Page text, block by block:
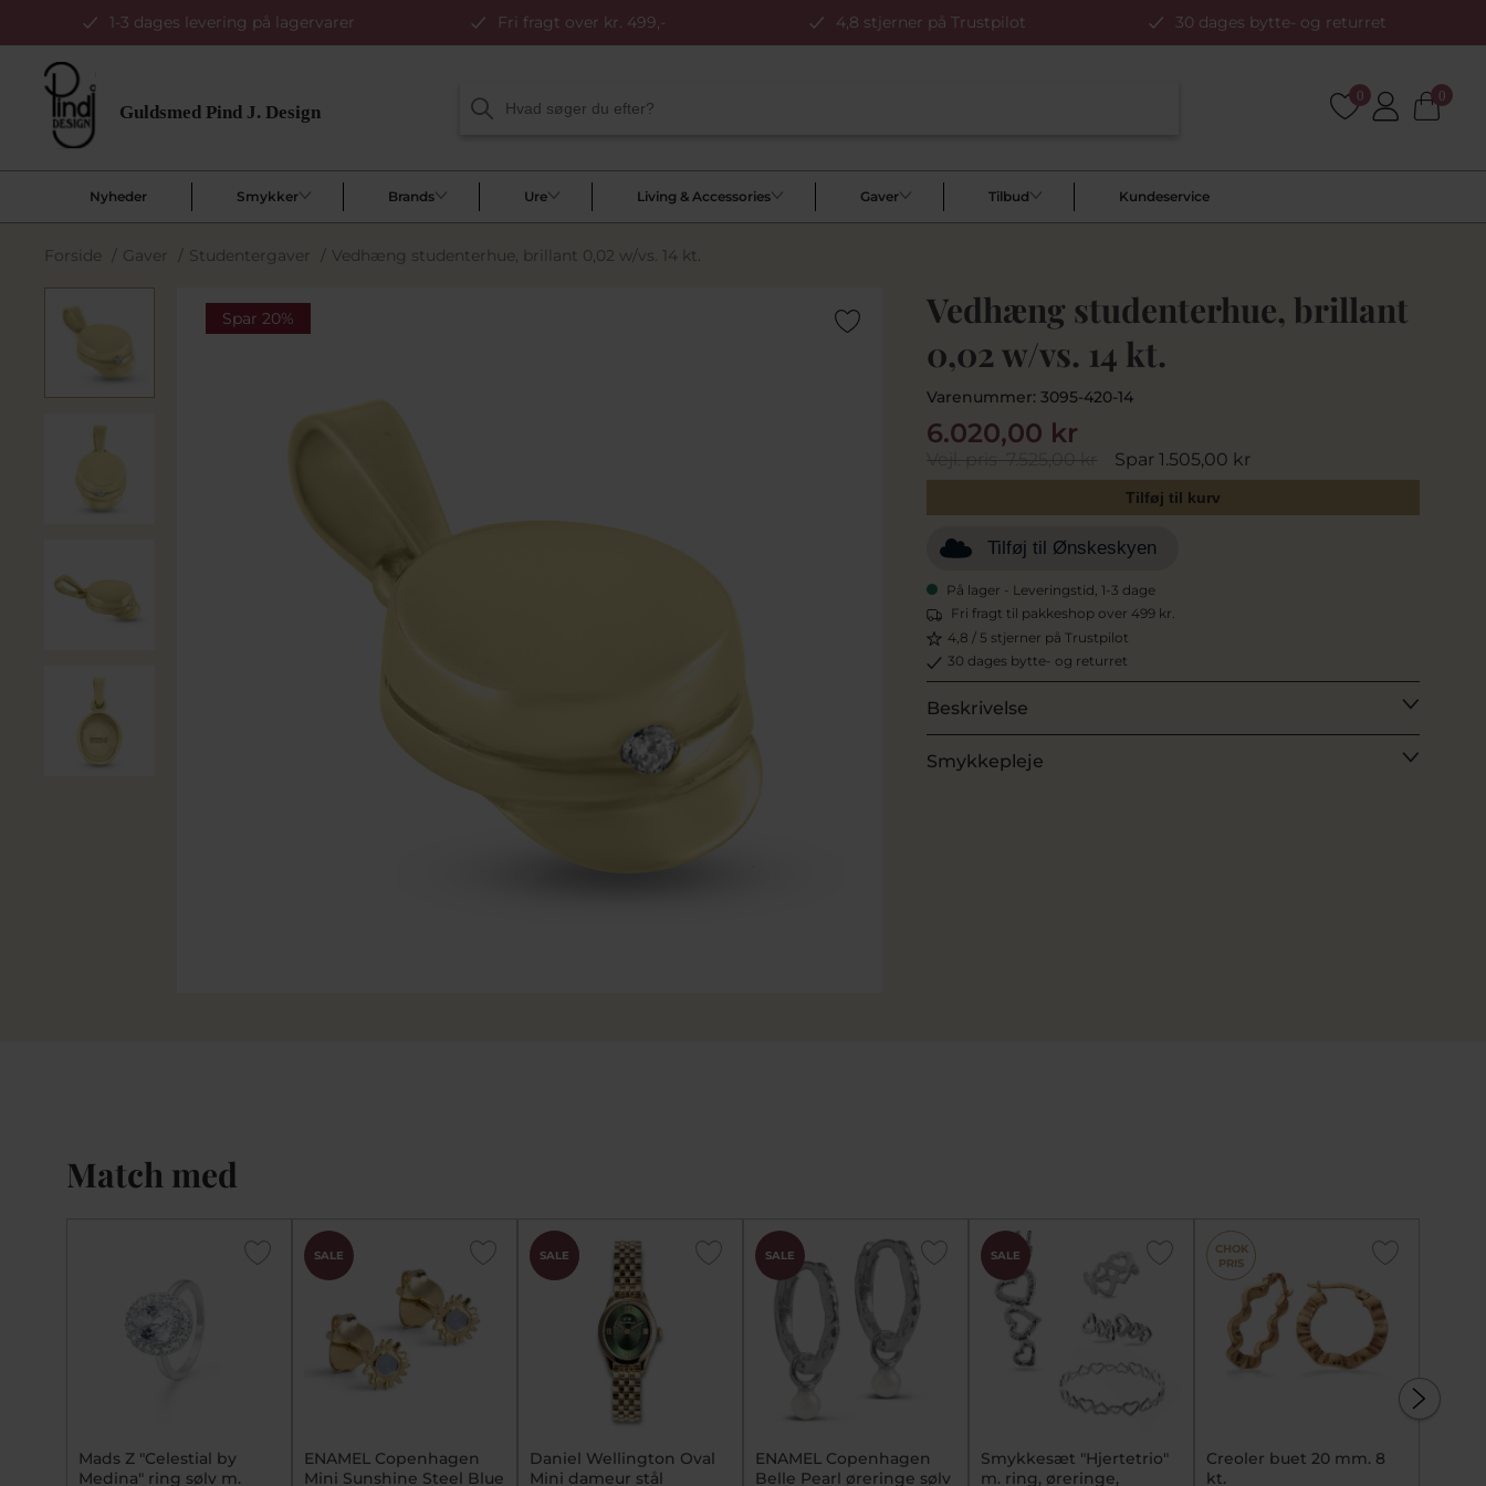
1-3 dages levering på lagervarer Fri fragt over kr. 499,- 4,8 stjerner på Trustpilot 30 dages bytte- og returret
0 0
Nyheder Smykker Brands Ure Living & Accessories Gaver Tilbud Kundeservice
Forside / Gaver / Studentergaver / Vedhæng studenterhue, brillant 0,02 w/vs. 14 kt.
Spar 20%
Vedhæng studenterhue, brillant
0,02 w/vs. 14 kt.
Varenummer: 3095-420-14
Vejl. pris7.525,00 kr Spar 1.505,00 kr
6.020,00 kr
Tilføj til kurv
Tilføj til Ønskeskyen
På lager - Leveringstid, 1-3 dage
Fri fragt til pakkeshop over 499 kr.
4,8 / 5 stjerner på Trustpilot
30 dages bytte- og returret
Beskrivelse
Smykkepleje
Match med
Mads Z "Celestial by
Medina" ring sølv m.
SALE
ENAMEL Copenhagen
Mini Sunshine Steel Blue
CHOK
PRIS
SALE
Daniel Wellington Oval
Mini dameur stål
SALE
ENAMEL Copenhagen
Belle Pearl øreringe sølv
SALE
Smykkesæt "Hjertetrio"
m. ring, øreringe,
CHOK
PRIS
Creoler buet 20 mm. 8
kt.